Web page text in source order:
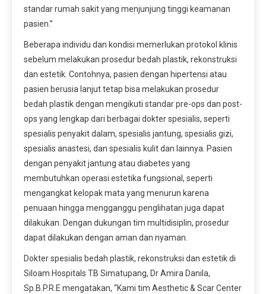
standar rumah sakit yang menjunjung tinggi keamanan
pasien.”
Beberapa individu dan kondisi memerlukan protokol klinis
sebelum melakukan prosedur bedah plastik, rekonstruksi
dan estetik. Contohnya, pasien dengan hipertensi atau
pasien berusia lanjut tetap bisa melakukan prosedur
bedah plastik dengan mengikuti standar pre-ops dan post-
ops yang lengkap dari berbagai dokter spesialis, seperti
spesialis penyakit dalam, spesialis jantung, spesialis gizi,
spesialis anastesi, dan spesialis kulit dan lainnya. Pasien
dengan penyakit jantung atau diabetes yang
membutuhkan operasi estetika fungsional, seperti
mengangkat kelopak mata yang menurun karena
penuaan hingga mengganggu penglihatan juga dapat
dilakukan. Dengan dukungan tim multidisiplin, prosedur
dapat dilakukan dengan aman dan nyaman.
Dokter spesialis bedah plastik, rekonstruksi dan estetik di
Siloam Hospitals TB Simatupang, Dr Amira Danila,
Sp.B.P.R.E mengatakan, “Kami tim Aesthetic & Scar Center